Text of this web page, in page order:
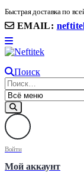
Быстрая доставка по
EMAIL:
Поиск
Войти
Мой аккаунт